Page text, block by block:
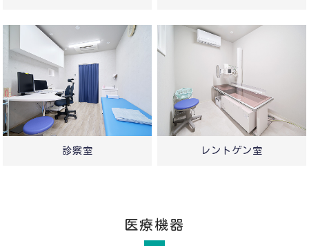
診察室 レントゲン室
医療機器